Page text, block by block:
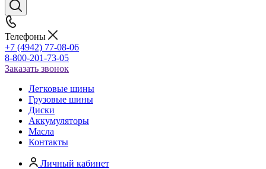
Телефоны
+7 (4942) 77-08-06
8-800-201-73-05
Заказать звонок
Легковые шины
Грузовые шины
Диски
Аккумуляторы
Масла
Контакты
Личный кабинет